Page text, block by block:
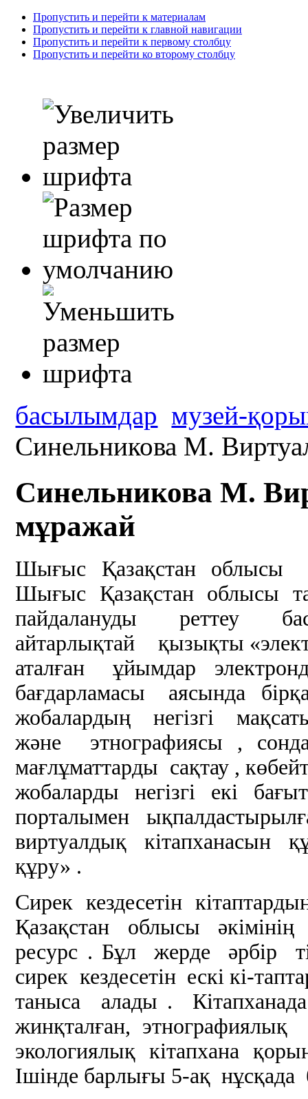
Пропустить и перейти к материалам
Пропустить и перейти к главной навигации
Пропустить и перейти к первому столбцу
Пропустить и перейти ко второму столбцу
басылымдар музей-
Синельникова М.
Синельникова М.
мұражай
Шығыс Қазақстан
Шығыс Қазақстан облысы
пайдалануды реттеу
айтарлықтай қызықты
аталған ұйымдар
бағдарламасы аясында
жобалардың негізгі
және этнографиясы ,
мағлұматтарды сақтау ,
жобаларды негізгі екі
порталымен
виртуалдық кітапханасын
құру» .
Сирек кездесетін
Қазақстан облысы
ресурс . Бұл жерде әрбір
сирек кездесетін ескі кі-
таныса алады .
жинқталған,
экологиялық кітапхана
Ішінде барлығы 5-ақ нұсқада